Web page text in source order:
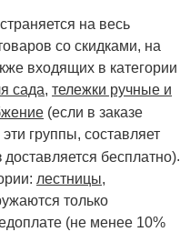
на весь
со скидками, на
входящих в категории
сада, тележки ручные и
(если в заказе
группы, составляет
доставляется бесплатно).
лестницы,
только
(не менее 10%